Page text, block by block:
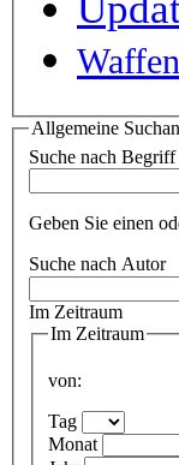
Waffen
Allgemeine
Suche nach Begriff
Geben Sie einen
Suche nach Autor
Im Zeitraum
Im Zeitraum
von:
Tag
Monat